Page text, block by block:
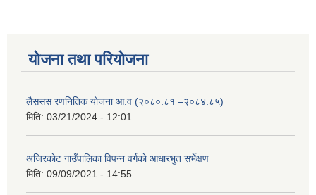
योजना तथा परियोजना
लैससस रणनितिक योजना आ.व (२०८०.८१ –२०८४.८५)
मिति: 03/21/2024 - 12:01
अजिरकाेट गाउँपालिका विपन्न वर्गकाे आधारभुत सर्भेक्षण
मिति: 09/09/2021 - 14:55